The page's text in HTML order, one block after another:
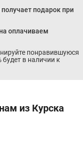
подарок при
оплачиваем
понравившуюся
будет в наличии к
из Курска